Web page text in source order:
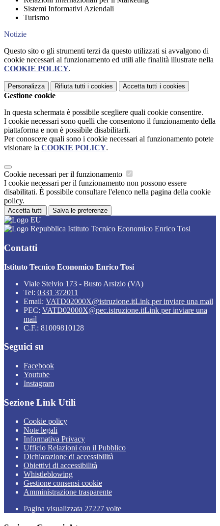
Sistemi Informativi Aziendali
Turismo
Notizie
Questo sito o gli strumenti terzi da questo utilizzati si avvalgono di
cookie necessari al funzionamento ed utili alle finalità illustrate nella
COOKIE POLICY.
Personalizza Rifiuta tutti i cookies Accetta tutti i cookies
Gestione cookie
In questa schermata è possibile scegliere quali cookie consentire.
I cookie necessari sono quelli che consentono il funzionamento della
piattaforma e non è possibile disabilitarli.
Per conoscere quali sono i cookie necessari al funzionamento potete
visionare la COOKIE POLICY.
Cookie necessari per il funzionamento
I cookie necessari per il funzionamento non possono essere
disabilitati. È possibile consultare l'elenco nella pagina della cookie
policy.
Accetta tutti Salva le preferenze
Istituto Tecnico Economico Enrico Tosi
Contatti
Istituto Tecnico Economico Enrico Tosi
Viale Stelvio 173 - Busto Arsizio (VA)
Tel: 0331 372011
Email: VATD02000X@istruzione.itLink per inviare una mail
PEC: VATD02000X@pec.istruzione.itLink per inviare una
mail
C.F.: 81009810128
Seguici su
Facebook
Youtube
Instagram
Sezione Link Utili
Cookie policy
Note legali
Informativa Privacy
Ufficio Relazioni con il Pubblico
Dichiarazione di accessibilità
Obiettivi di accessibilità
Whistleblowing
Gestione consensi cookie
Amministrazione trasparente
Pagina visualizzata 27227 volte